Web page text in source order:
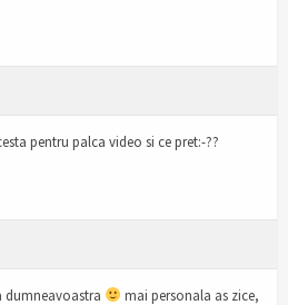
pentru palca video si ce pret:-??
dumneavoastra
mai personala as zice,